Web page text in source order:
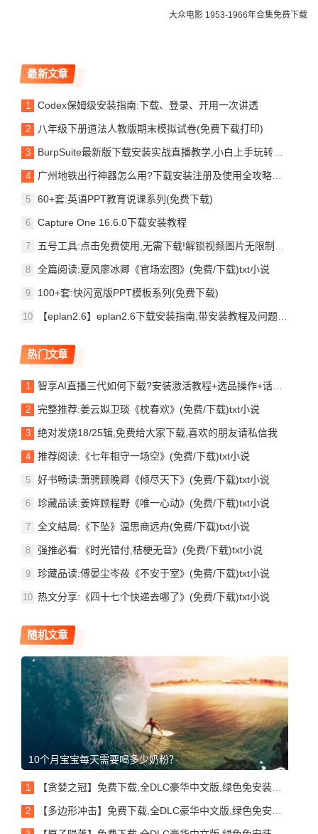
大众电影 1953-1966年合集免费下载
最新文章
Codex保姆级安装指南:下载、登录、开用一次讲透
八年级下册道法人教版期末模拟试卷(免费下载打印)
BurpSuite最新版下载安装实战直播教学,小白上手玩转抓包神器
广州地铁出行神器怎么用?下载安装注册及使用全攻略来啦!
60+套:英语PPT教育说课系列(免费下载)
Capture One 16.6.0下载安装教程
五号工具:点击免费使用,无需下载!解锁视频图片无限制去水印保存
全篇阅读:夏风廖冰卿《官场宏图》(免费/下载)txt小说
100+套:快闪宽版PPT模板系列(免费下载)
【eplan2.6】eplan2.6下载安装指南,带安装教程及问题处理
热门文章
智享AI直播三代如何下载?安装激活教程+选品操作+话术撰写功能,直播全流程赋能
完整推荐:姜云姒卫琰《枕春欢》(免费/下载)txt小说
绝对发烧18/25辑,免费给大家下载,喜欢的朋友请私信我
推荐阅读:《七年相守一场空》(免费/下载)txt小说
好书畅读:萧骋顾晚卿《倾尽天下》(免费/下载)txt小说
珍藏品读:姜姩顾程野《唯一心动》(免费/下载)txt小说
全文結局:《下坠》温思商远舟(免费/下载)txt小说
强推必看:《时光错付,桔梗无音》(免费/下载)txt小说
珍藏品读:傅晏尘岑莜《不安于室》(免费/下载)txt小说
热文分享:《四十七个快递去哪了》(免费/下载)txt小说
随机文章
10个月宝宝每天需要喝多少奶粉？
【贪婪之冠】免费下载,全DLC豪华中文版,绿色免安装、解压即玩.
【多边形冲击】免费下载,全DLC豪华中文版,绿色免安装、解压即玩.